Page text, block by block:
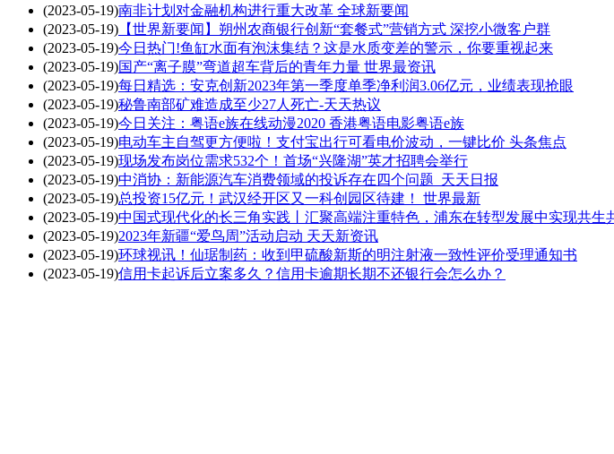
(2023-05-19)南非计划对金融机构进行重大改革 全球新要闻
(2023-05-19) 【世界新要闻】朔州农商银行创新“套餐式”营销方式 深挖小微客户群
(2023-05-19)今日热门!鱼缸水面有泡沫集结？这是水质变差的警示，你要重视起来
(2023-05-19)国产“离子膜”弯道超车背后的青年力量 世界最资讯
(2023-05-19)每日精选：安克创新2023年第一季度单季净利润3.06亿元，业绩表现抢眼
(2023-05-19)秘鲁南部矿难造成至少27人死亡-天天热议
(2023-05-19)今日关注：粤语e族在线动漫2020 香港粤语电影粤语e族
(2023-05-19)电动车主自驾更方便啦！支付宝出行可看电价波动，一键比价 头条焦点
(2023-05-19)现场发布岗位需求532个！首场“兴隆湖”英才招聘会举行
(2023-05-19)中消协：新能源汽车消费领域的投诉存在四个问题_天天日报
(2023-05-19)总投资15亿元！武汉经开区又一科创园区待建！ 世界最新
(2023-05-19)中国式现代化的长三角实践丨汇聚高端注重特色，浦东在转型发展中实现共生
(2023-05-19)2023年新疆“爱鸟周”活动启动 天天新资讯
(2023-05-19)环球视讯！仙琚制药：收到甲硫酸新斯的明注射液一致性评价受理通知书
(2023-05-19)信用卡起诉后立案多久？信用卡逾期长期不还银行会怎么办？